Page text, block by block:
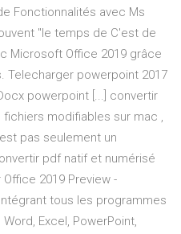
Fonctionnalités avec Ms
"le temps de C'est de
Microsoft Office 2019 grâce
Telecharger powerpoint 2017
powerpoint [...] convertir
modifiables sur mac ,
pas seulement un
pdf natif et numérisé
2019 Preview -
tous les programmes
Excel, PowerPoint,